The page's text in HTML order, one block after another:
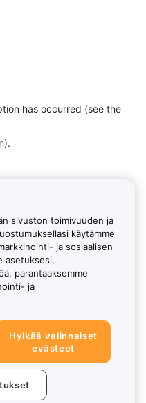
has occurred (see the
.
sivuston toimivuuden ja
käytämme
ja sosiaalisen
asetuksesi,
parantaaksemme
ja
Hylkää valinnaiset
evästeet